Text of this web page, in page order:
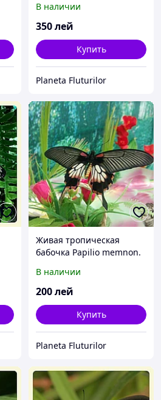
В наличии
350лей
Купить
Planeta Fluturilor
Живая тропическая
бабочка Papilio memnon.
В наличии
200лей
Купить
Planeta Fluturilor